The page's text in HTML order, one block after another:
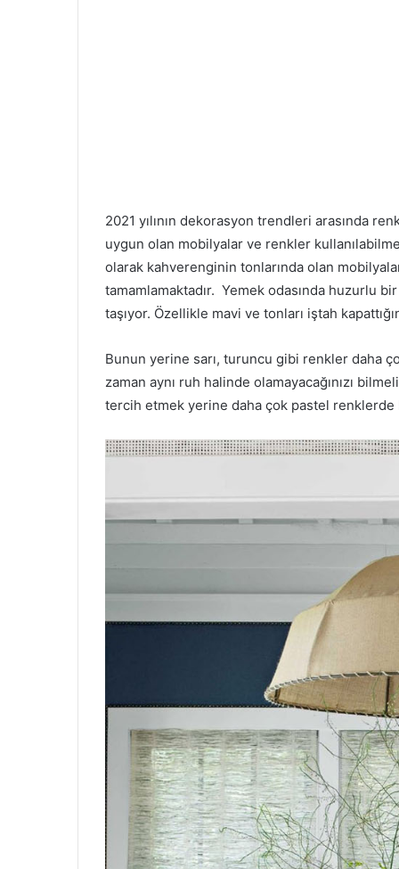
2021 yılının dekorasyon trendleri arasında
uygun olan mobilyalar ve renkler
olarak kahverenginin tonlarında olan
tamamlamaktadır. Yemek odasında huzurlu
taşıyor. Özellikle mavi ve tonları iştah
Bunun yerine sarı, turuncu gibi renkler daha
zaman aynı ruh halinde olamayacağınızı
tercih etmek yerine daha çok pastel renklerde